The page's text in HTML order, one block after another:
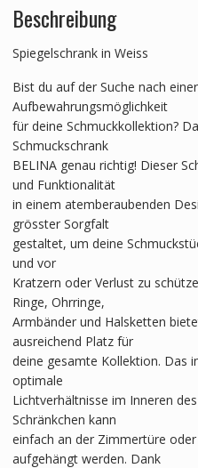
Beschreibung
Spiegelschrank in Weiss
Bist du auf der Suche nach
Aufbewahrungsmöglichkeit
für deine Schmuckkollektion?
Schmuckschrank
BELINA genau richtig! Dieser
und Funktionalität
in einem atemberaubenden
grösster Sorgfalt
gestaltet, um deine
und vor
Kratzern oder Verlust zu
Ringe, Ohrringe,
Armbänder und Halsketten
ausreichend Platz für
deine gesamte Kollektion. Das
optimale
Lichtverhältnisse im Inneren
Schränkchen kann
einfach an der Zimmertüre
aufgehängt werden. Dank